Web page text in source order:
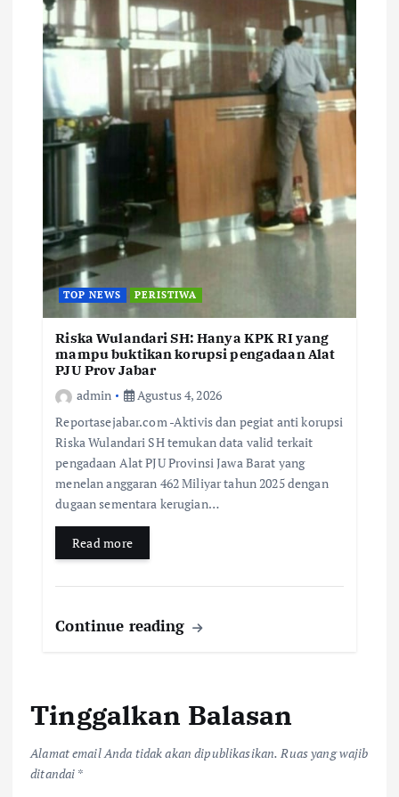
TOP NEWS PERISTIWA
Riska Wulandari SH: Hanya KPK RI yang
mampu buktikan korupsi pengadaan Alat
PJU Prov Jabar
admin
Agustus 4, 2026
Reportasejabar.com -Aktivis dan pegiat anti korupsi
Riska Wulandari SH temukan data valid terkait
pengadaan Alat PJU Provinsi Jawa Barat yang
menelan anggaran 462 Miliyar tahun 2025 dengan
dugaan sementara kerugian…
Read more
Continue reading
Tinggalkan Balasan
Alamat email Anda tidak akan dipublikasikan. Ruas yang wajib
ditandai *